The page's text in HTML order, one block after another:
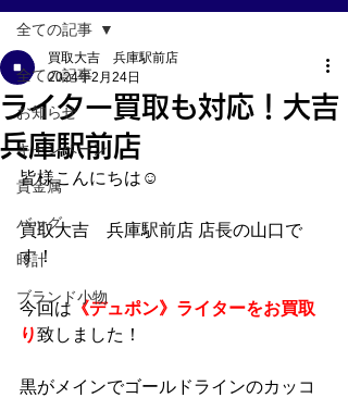
全ての記事
お知らせ
キャンペーン
貴金属
バッグ
時計
ブランド小物
全ての記事
ライター買取も対応！大吉
兵庫駅前店
買取大吉 兵庫駅前店
2024年2月24日
皆様こんにちは☺
買取大吉　兵庫駅前店 店長の山口で
す！
今回は 《デュポン》ライターをお買取
り致しました！
黒がメインでゴールドラインのカッコ